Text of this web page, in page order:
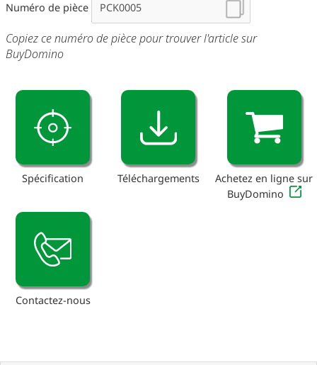
Numéro de pièce
Copiez ce numéro de pièce pour trouver l'article sur
BuyDomino
Spécification Téléchargements
Achetez en ligne sur
BuyDomino
Contactez-nous